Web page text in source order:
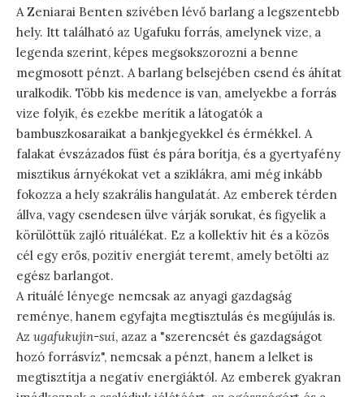
A Zeniarai Benten szívében lévő barlang a legszentebb
hely. Itt található az Ugafuku forrás, amelynek vize, a
legenda szerint, képes megsokszorozni a benne
megmosott pénzt. A barlang belsejében csend és áhítat
uralkodik. Több kis medence is van, amelyekbe a forrás
vize folyik, és ezekbe merítik a látogatók a
bambuszkosaraikat a bankjegyekkel és érmékkel. A
falakat évszázados füst és pára borítja, és a gyertyafény
misztikus árnyékokat vet a sziklákra, ami még inkább
fokozza a hely szakrális hangulatát. Az emberek térden
állva, vagy csendesen ülve várják sorukat, és figyelik a
körülöttük zajló rituálékat. Ez a kollektív hit és a közös
cél egy erős, pozitív energiát teremt, amely betölti az
egész barlangot.
A rituálé lényege nemcsak az anyagi gazdagság
reménye, hanem egyfajta megtisztulás és megújulás is.
Az ugafukujin-sui, azaz a "szerencsét és gazdagságot
hozó forrásvíz", nemcsak a pénzt, hanem a lelket is
megtisztítja a negatív energiáktól. Az emberek gyakran